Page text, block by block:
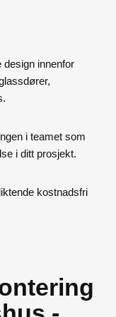
design innenfor
i teamet som
i ditt prosjekt.
kostnadsfri